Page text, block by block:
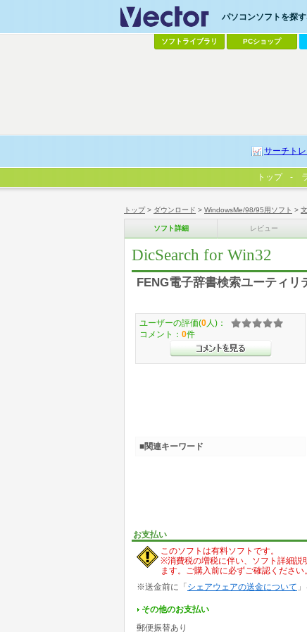
トップ> ダウンロード > WindowsMe/98/95用ソフト >
ソフト詳細 レビュー
DicSearch for Win32
FENG電子辞書検索ユーティ
お支払い
このソフトは有料ソフトです。
※消費税の増税に伴い、ソフト詳細説
ます。ご購入前に必ずご確認ください。
※送金前に「シェアウェアの送金について
その他のお支払い
郵便振替あり
ユーザーの評価(0 人)：
コメント： 0件
■関連キーワード
パソコンソフトを探
ソフトライブラリ PCショップ
サーチトレ
トップ